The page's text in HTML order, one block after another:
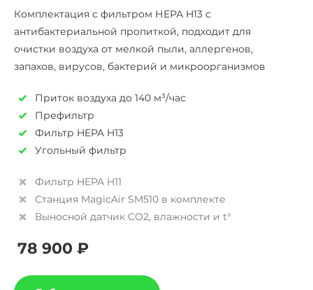
Комплектация с фильтром НЕРА H13 с
антибактериальной пропиткой, подходит для
очистки воздуха от мелкой пыли, аллергенов,
запахов, вирусов, бактерий и микроорганизмов
Приток воздуха до 140 м³/час
Префильтр
Фильтр HEPA H13
Угольный фильтр
Фильтр HEPA H11
Станция MagicAir SM510 в комплекте
Выносной датчик CO2, влажности и t°
78 900 ₽